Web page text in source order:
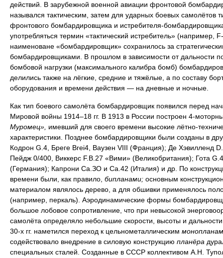
действий. В зарубежной военной авиации фронтовой
назывался тактическим, затем для ударных боевых самолётов
фронтового бомбардировщика и истребителя-
употребляться термин «тактический истребитель» (например,
наименоване «бомбардировщик» сохранилось за
бомбардировщиками. В прошлом в зависимости от дальности
бомбовой нагрузки (максимального калибра бомб)
делились также на лёгкие, средние и тяжёлые, а по составу
оборудования и времени действия — на дневные и ночные.
Как тип боевого самолёта бомбардировщик появился перед
Мировой войны 1914–18 гг. В 1913 в России построен 4-
Муромец», имевший для своего времени высокие лётно-
характеристики. Позднее бомбардировщики были созданы в
Кодрон G.4, Бреге Brei4, Ваузен VIII (Франция); Де Хэвилленд
Пейдж 0/400, Виккерс F.B.27 «Вими» (Великобритания); Гота
(Германия); Капрони Са.ЗО и Са.42 (Италия) и др. По
времени были, как правило, бипланами; основным
материалом являлось дерево, а для обшивки применялось
(например, перкаль). Аэродинамические формы
большое лобовое сопротивление, что при невысокой
самолёта определяло небольшие скорости, высоты и
30-х гг. наметился переход к цельнометаллическим
содействовало внедрение в силовую конструкцию планёра
специальных сталей. Созданные в СССР коллективом А.Н.